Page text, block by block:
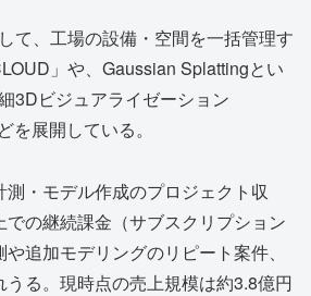
て、工場の設備・空間を一括管理す
」や、Gaussian Splattingとい
3Dビジュアライゼーション
を展開している。
・モデル作成のプロジェクト収
の継続課金（サブスクリプション
追加モデリングのリピート案件、
うる。現時点の売上規模は約3.8億円